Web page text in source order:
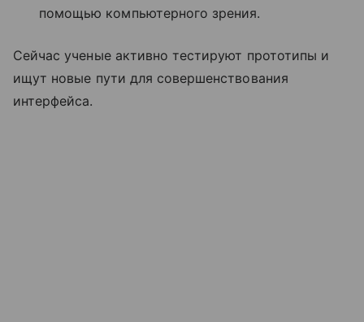
помощью компьютерного зрения.
Сейчас ученые активно тестируют прототипы и
ищут новые пути для совершенствования
интерфейса.